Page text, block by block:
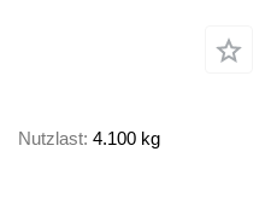
Nutzlast 4.100 kg